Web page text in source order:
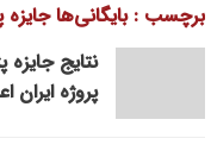
برچسب : بایگانی‌ها جایزه
مهندسی صنایع ایران
نتایج
پروژه ایران